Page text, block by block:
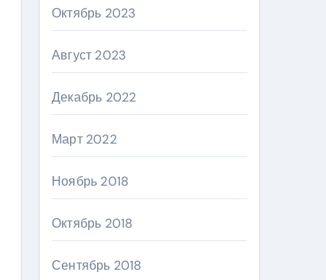
Октябрь 2023
Август 2023
Декабрь 2022
Март 2022
Ноябрь 2018
Октябрь 2018
Сентябрь 2018